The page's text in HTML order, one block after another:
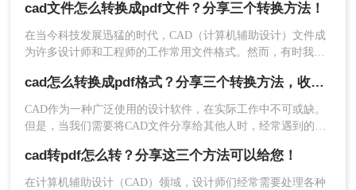
的好处就是省时，快来试试吧。
格式，以便在没有CAD软件的情况下查看和分享设计。那么cad
怎么转换成pdf格式呢？本文将介绍将CAD文件转换为PDF格式
的几种方法。
cad文件怎么转换成pdf文件？分享三个转换方法！
在当今科技发展迅猛的时代，CAD（计算机辅助设计）文件成
为许多设计师和工程师的工作常用文件格式。然而，有时我们
文将介绍几种cad文件怎么转换成pdf文件的方法，以帮助您将
CAD文件转换为高质量的PDF文件。
cad怎么转换成pdf格式？分享三个转换方法，收藏！
CAD作为一种广泛使用的设计软件，在实际工作中不可或缺。
但是，当我们需要将CAD文件分享给其他人时，经常遇到的问
我们可以将它们转换成PDF格式。在这篇文章中，我们将为你
详细介绍cad怎么转换成pdf格式方法。
cad转pdf怎么转？分享这三个方法可以给您！
在计算机辅助设计（CAD）领域，设计师们经常需要处理各种